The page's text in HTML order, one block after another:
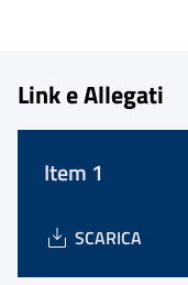
Link e Allegati
Item 1
SCARICA